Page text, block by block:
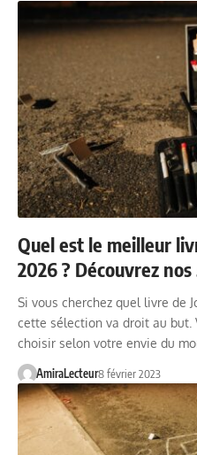
Quel est le meilleur
2026 ? Découvrez
Si vous cherchez quel livre de
cette sélection va droit au
choisir selon votre envie du
AmiraLecteur8 février 2023